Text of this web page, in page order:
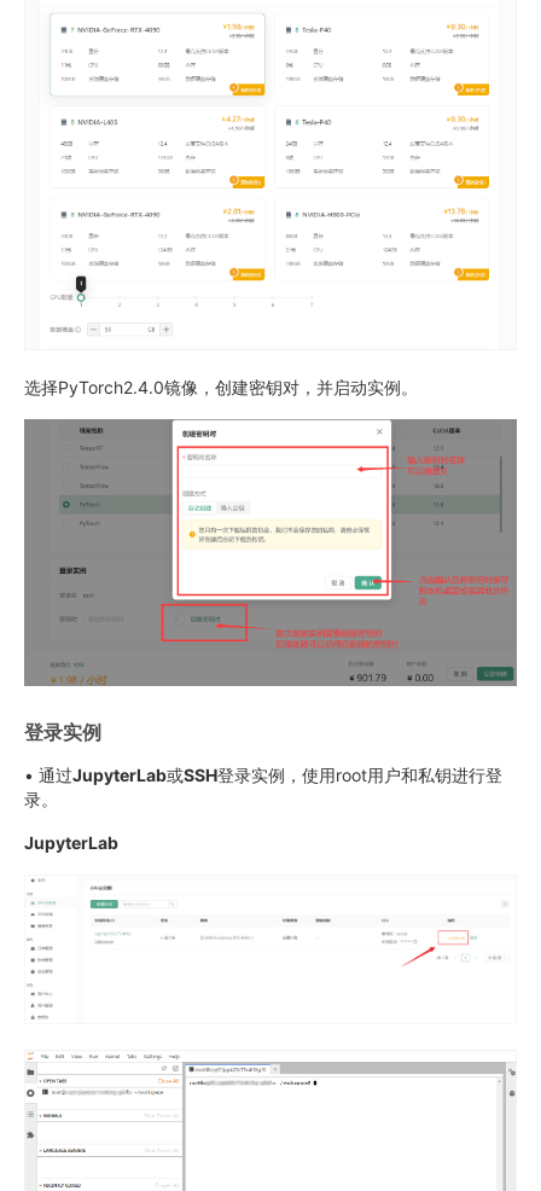
选择PyTorch2.4.0镜像，创建密钥对，并启动实例。
登录实例
• 通过JupyterLab或SSH登录实例，使用root用户和私钥进行登
录。
JupyterLab